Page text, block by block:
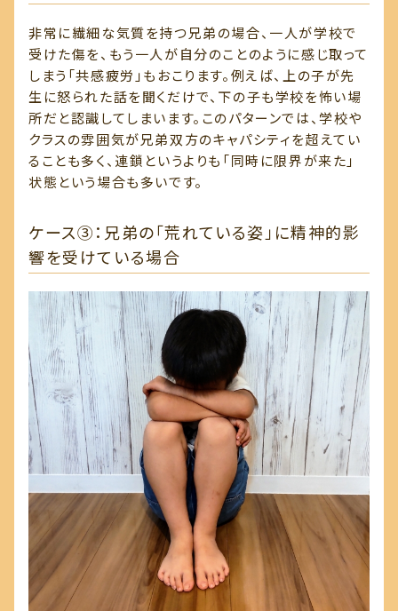
非常に繊細な気質を持つ兄弟の場合、一人が学校で
受けた傷を、もう一人が自分のことのように感じ取って
しまう「共感疲労」もおこります。例えば、上の子が先
生に怒られた話を聞くだけで、下の子も学校を怖い場
所だと認識してしまいます。このパターンでは、学校や
クラスの雰囲気が兄弟双方のキャパシティを超えてい
ることも多く、連鎖というよりも「同時に限界が来た」
状態という場合も多いです。
ケース③：兄弟の「荒れている姿」に精神的影
響を受けている場合